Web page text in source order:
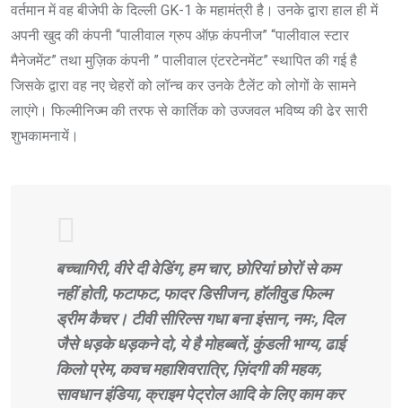
वर्तमान में वह बीजेपी के दिल्ली GK-1 के महामंत्री है। उनके द्वारा हाल ही में
अपनी खुद की कंपनी “पालीवाल ग्रुप ऑफ़ कंपनीज” “पालीवाल स्टार
मैनेजमेंट” तथा मुज़िक कंपनी ” पालीवाल एंटरटेनमेंट” स्थापित की गई है
जिसके द्वारा वह नए चेहरों को लॉन्च कर उनके टैलेंट को लोगों के सामने
लाएंगे। फिल्मीनिज्म की तरफ से कार्तिक को उज्जवल भविष्य की ढेर सारी
शुभकामनायें।
बच्चागिरी, वीरे दी वेडिंग, हम चार, छोरियां छोरों से कम
नहीं होती, फटाफट, फादर डिसीजन, हॉलीवुड फिल्म
ड्रीम कैचर। टीवी सीरिल्स गधा बना इंसान, नमः, दिल
जैसे धड़के धड़कने दो, ये है मोहब्बतें, कुंडली भाग्य, ढाई
किलो प्रेम, कवच महाशिवरात्रि, ज़िंदगी की महक,
सावधान इंडिया, क्राइम पेट्रोल आदि के लिए काम कर